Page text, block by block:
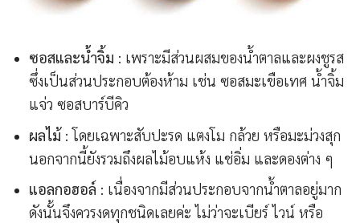
ซอสและน้ำจิ้ม : เพราะมีส่วนผสมของน้ำตาลและผงชูรส
ซึ่งเป็นส่วนประกอบต้องห้าม เช่น ซอสมะเขือเทศ น้ำจิ้ม
แจ่ว ซอสบาร์บีคิว
ผลไม้: โดยเฉพาะสับปะรด แตงโม กล้วย หรือมะม่วงสุก
นอกจากนี้ยังรวมถึงผลไม้อบแห้ง แช่อิ่ม และดองต่าง ๆ
แอลกอฮอล์ : เนื่องจากมีส่วนประกอบจากน้ำตาลอยู่มาก
ดังนั้นจึงควรงดทุกชนิดเลยค่ะ ไม่ว่าจะเบียร์ ไวน์ หรือ